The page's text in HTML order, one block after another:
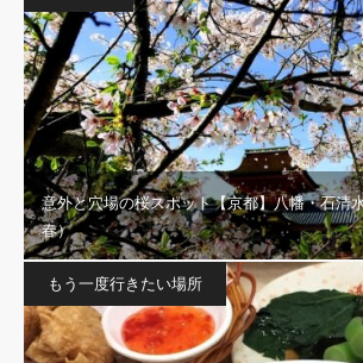
意外と穴場の桜スポット【京都】八幡・石清
春）
もう一度行きたい場所